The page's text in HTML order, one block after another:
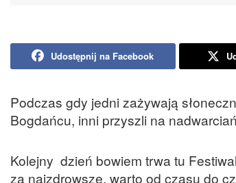
Udostępnij na Facebook
Podczas gdy jedni zażywają
Bogdańcu, inni przyszli na
Kolejny dzień bowiem trwa tu
za najzdrowsze, warto od czasu do